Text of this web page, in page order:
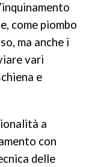
come piombo
ma anche i
vari
e
a
con
delle